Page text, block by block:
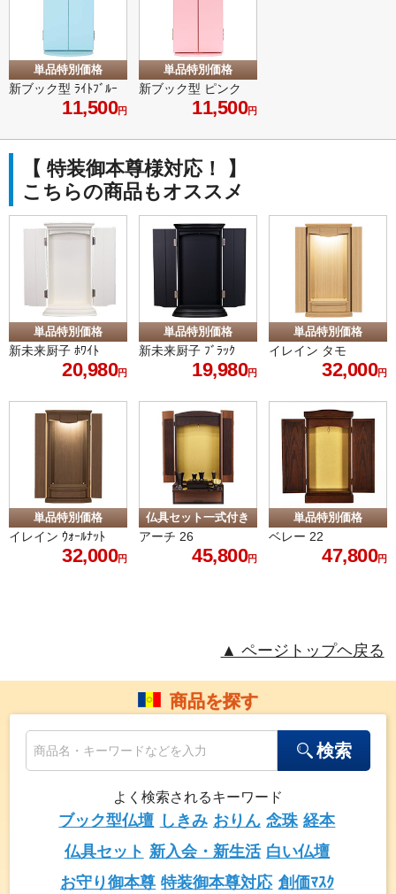
▲ ページトップヘ戻る
商品を探す
検索
よく検索されるキーワード
ブック型仏壇 しきみ おりん 念珠 経本
仏具セット 新入会・新生活 白い仏壇
お守り御本尊 特装御本尊対応 創価ﾏｽｸ